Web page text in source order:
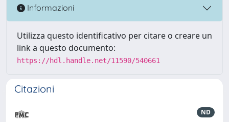
Informazioni
Utilizza questo identificativo per citare o creare un
link a questo documento:
https://hdl.handle.net/11590/540661
Citazioni
ND